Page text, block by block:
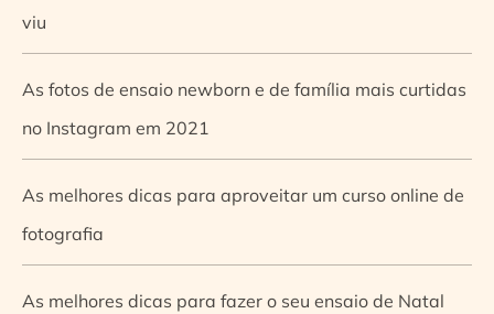
viu
As fotos de ensaio newborn e de família mais curtidas
no Instagram em 2021
As melhores dicas para aproveitar um curso online de
fotografia
As melhores dicas para fazer o seu ensaio de Natal